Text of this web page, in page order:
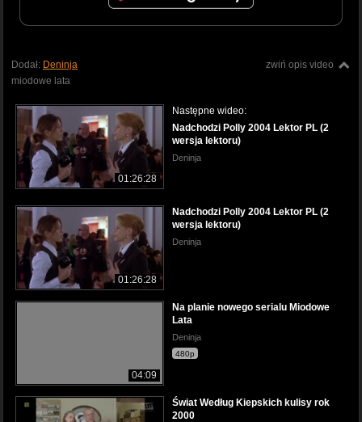
zwiń opis video
Dodał: Deninja
miodowe lata
01:26:28
Następne wideo:
Nadchodzi Polly 2004 Lektor PL (2
wersja lektoru)
Deninja
01:26:28
Nadchodzi Polly 2004 Lektor PL (2
wersja lektoru)
Deninja
04:09
Na planie nowego serialu Miodowe
Lata
Deninja
480p
Świat Według Kiepskich kulisy rok
2000